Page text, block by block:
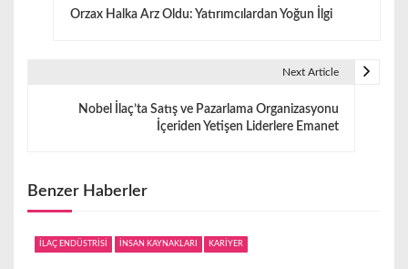
z
n
Orzax Halka Arz Oldu: Yatırımcılardan Yoğun İlgi
Next Article
Nobel İlaç’ta Satış ve Pazarlama Organizasyonu
İçeriden Yetişen Liderlere Emanet
Benzer Haberler
İLAÇ ENDÜSTRİSİ İNSAN KAYNAKLARI KARİYER